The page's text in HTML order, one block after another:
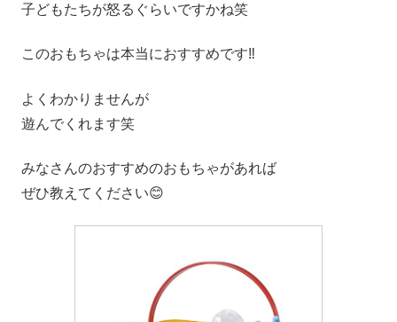
子どもたちが怒るぐらいですかね笑
このおもちゃは本当におすすめです‼️
よくわかりませんが
遊んでくれます笑
みなさんのおすすめのおもちゃがあれば
ぜひ教えてください😊